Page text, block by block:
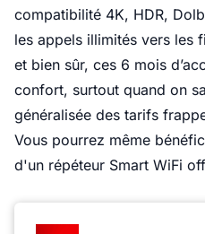
compatibilité 4K, HDR,
les appels illimités vers les
et bien sûr, ces 6 mois
confort, surtout quand on
généralisée des tarifs
Vous pourrez même
d'un répéteur Smart WiFi